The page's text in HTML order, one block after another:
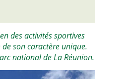
des activités sportives
son caractère unique.
national de La Réunion.